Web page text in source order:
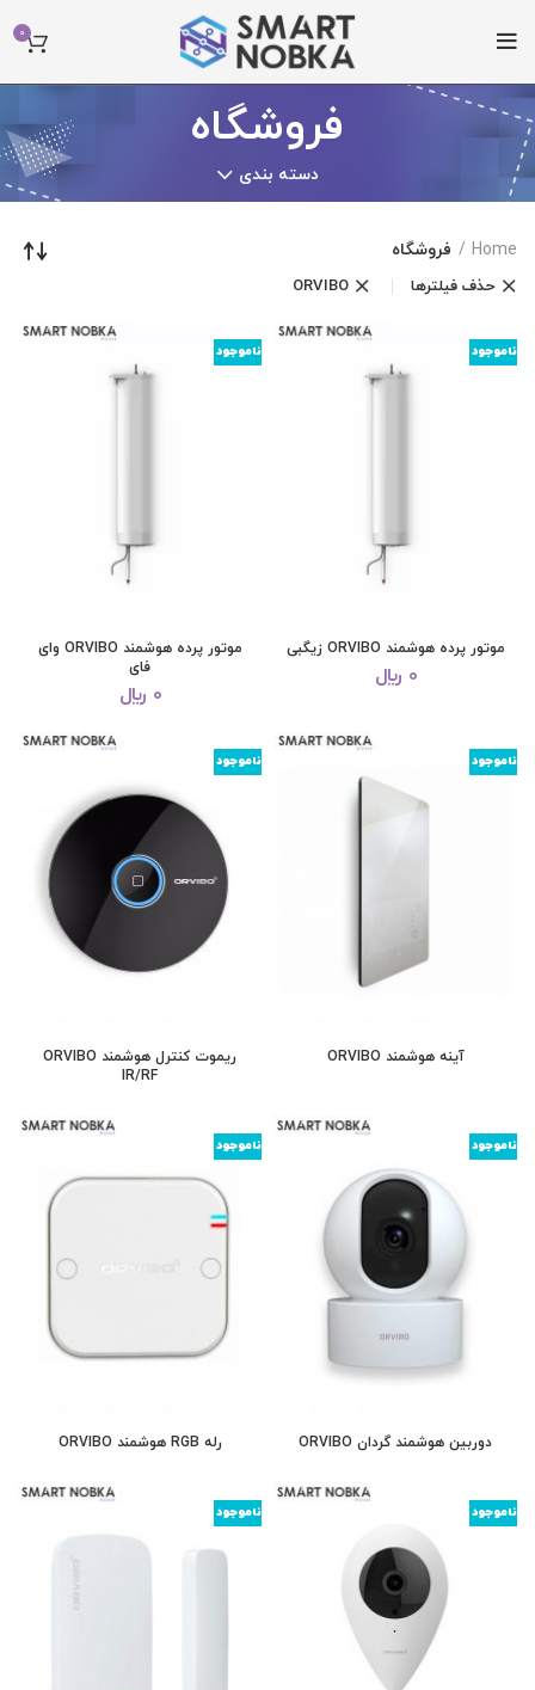
0
فروشگاه
دسته بندی
Home فروشگاه
حذف فیلترها ORVIBO
ناموجود
موتور پرده هوشمند ORVIBO زیگبی
0 ﷼
ناموجود
موتور پرده هوشمند ORVIBO وای
فای
0 ﷼
ناموجود
آینه هوشمند ORVIBO
ناموجود
ریموت کنترل هوشمند ORVIBO
IR/RF
ناموجود
دوربین هوشمند گردان ORVIBO
ناموجود
رله RGB هوشمند ORVIBO
ناموجود ناموجود